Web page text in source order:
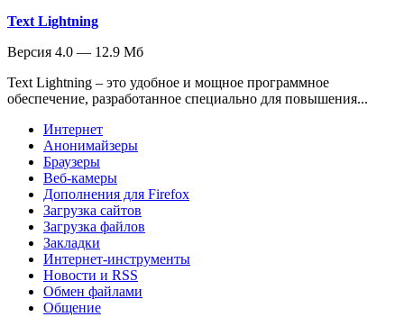
Text Lightning
Версия 4.0 — 12.9 Мб
Text Lightning – это удобное и мощное программное
обеспечение, разработанное специально для повышения...
Интернет
Анонимайзеры
Браузеры
Веб-камеры
Дополнения для Firefox
Загрузка сайтов
Загрузка файлов
Закладки
Интернет-инструменты
Новости и RSS
Обмен файлами
Общение